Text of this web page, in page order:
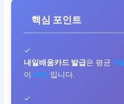
핵심 포인트
✓
내일배움카드 발급은 평균7일
이 40%입니다.
✓